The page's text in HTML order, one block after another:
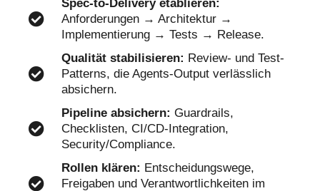
Spec-to-Delivery etablieren:
Anforderungen → Architektur →
Implementierung → Tests → Release.
Qualität stabilisieren: Review- und Test-
Patterns, die Agents-Output verlässlich
absichern.
Pipeline absichern: Guardrails,
Checklisten, CI/CD-Integration,
Security/Compliance.
Rollen klären: Entscheidungswege,
Freigaben und Verantwortlichkeiten im